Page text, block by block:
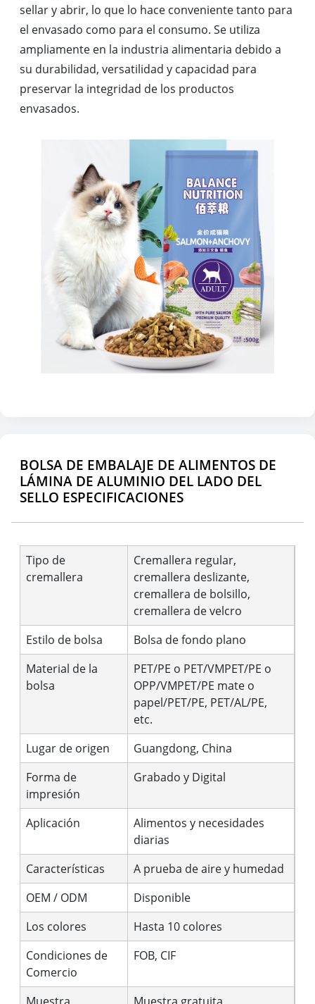
sellar y abrir, lo que lo hace conveniente tanto para
el envasado como para el consumo. Se utiliza
ampliamente en la industria alimentaria debido a
su durabilidad, versatilidad y capacidad para
preservar la integridad de los productos
envasados.
BOLSA DE EMBALAJE DE ALIMENTOS DE
LÁMINA DE ALUMINIO DEL LADO DEL
SELLO ESPECIFICACIONES
Tipo de
cremallera
Cremallera regular,
cremallera deslizante,
cremallera de bolsillo,
cremallera de velcro
Estilo de bolsa
Bolsa de fondo plano
Material de la
bolsa
PET/PE o PET/VMPET/PE o
OPP/VMPET/PE mate o
papel/PET/PE, PET/AL/PE,
etc.
Lugar de origen
Guangdong, China
Forma de
impresión
Grabado y Digital
Aplicación
Alimentos y necesidades
diarias
Características
A prueba de aire y humedad
OEM / ODM
Disponible
Los colores
Hasta 10 colores
Condiciones de
Comercio
FOB, CIF